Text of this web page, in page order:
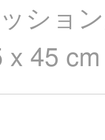
ショ
45 cm